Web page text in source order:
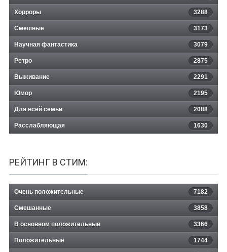
Хорроры 3288
Смешные 3173
Научная фантастика 3079
Ретро 2875
Выживание 2291
Юмор 2195
Для всей семьи 2088
Расслабляющая 1630
РЕЙТИНГ В СТИМ:
Очень положительные 7182
Смешанные 3858
В основном положительные 3366
Положительные 1744